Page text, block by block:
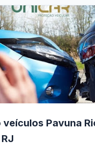
veículos Pavuna